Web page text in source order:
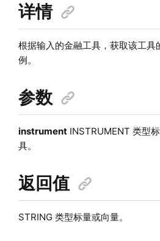
详情
根据输入的金融工具，获取该工具
例。
参数
instrumentINSTRUMENT 类型
具。
返回值
STRING 类型标量或向量。